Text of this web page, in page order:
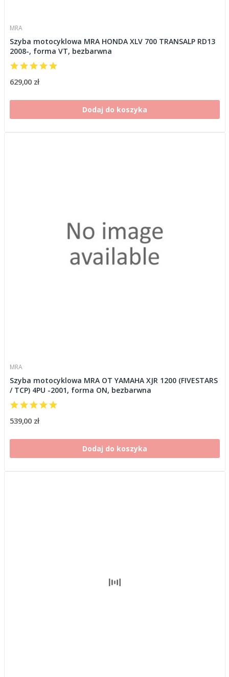
MRA
Szyba motocyklowa MRA HONDA XLV 700 TRANSALP RD13
2008-, forma VT, bezbarwna
629,00 zł
Dodaj do koszyka
MRA
Szyba motocyklowa MRA OT YAMAHA XJR 1200 (FIVESTARS
/ TCP) 4PU -2001, forma ON, bezbarwna
539,00 zł
Dodaj do koszyka